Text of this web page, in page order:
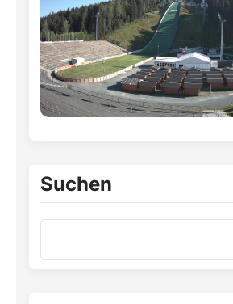
Suchen